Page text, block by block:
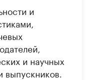
и
и научных
выпускников.